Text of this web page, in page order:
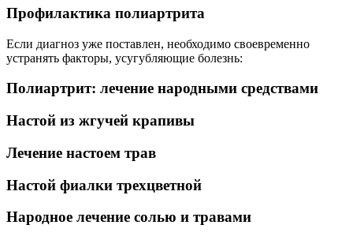
Профилактика полиартрита
Если диагноз уже поставлен, необходимо своевременно
устранять факторы, усугубляющие болезнь:
Полиартрит: лечение народными средствами
Настой из жгучей крапивы
Лечение настоем трав
Настой фиалки трехцветной
Народное лечение солью и травами